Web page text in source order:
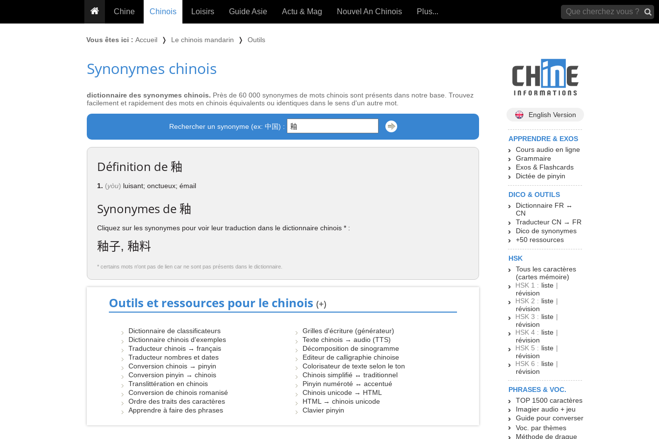
Chine
Conseils voyageurs
Proverbes
Cuisine
Calendrier en ligne
JO Pékin 2022
Chinois
Grammaire
Exos & Flashcards
+50 Outils
Loisirs
Tatouage
Guide Asie Actu & Mag Nouvel An Chinois Plus...
Vous êtes ici : Accueil ❭ Le chinois mandarin ❭ Outils
Synonymes chinois
dictionnaire des synonymes chinois. Près de 60 000 synonymes de mots chinois sont présents dans notre base. Trouvez
facilement et rapidement des mots en chinois équivalents ou identiques dans le sens d'un autre mot.
Rechercher un synonyme (ex: 中国) :
Définition de 釉
1. (yòu) luisant; onctueux; émail
Synonymes de 釉
Cliquez sur les synonymes pour voir leur traduction dans le dictionnaire chinois * :
釉子, 釉料
* certains mots n'ont pas de lien car ne sont pas présents dans le dictionnaire.
Outils et ressources pour le chinois (+)
Dictionnaire de classificateurs
Dictionnaire chinois d'exemples
Traducteur chinois → français
Traducteur nombres et dates
Conversion chinois → pinyin
Conversion pinyin → chinois
Translittération en chinois
Conversion de chinois romanisé
Ordre des traits des caractères
Apprendre à faire des phrases
Grilles d'écriture (générateur)
Texte chinois → audio (TTS)
Décomposition de sinogramme
Editeur de calligraphie chinoise
Colorisateur de texte selon le ton
Chinois simplifié ↔ traditionnel
Pinyin numéroté ↔ accentué
Chinois unicode → HTML
HTML → chinois unicode
Clavier pinyin
English Version
APPRENDRE & EXOS
Cours audio en ligne
Grammaire
Exos & Flashcards
Dictée de pinyin
DICO & OUTILS
Dictionnaire FR ↔
CN
Traducteur CN → FR
Dico de synonymes
+50 ressources
HSK
Tous les caractères
(cartes mémoire)
HSK 1 : liste |
révision
HSK 2 : liste |
révision
HSK 3 : liste |
révision
HSK 4 : liste |
révision
HSK 5 : liste |
révision
HSK 6 : liste |
révision
PHRASES & VOC.
TOP 1500 caractères
Imagier audio + jeu
Guide pour converser
Voc. par thèmes
Méthode de drague